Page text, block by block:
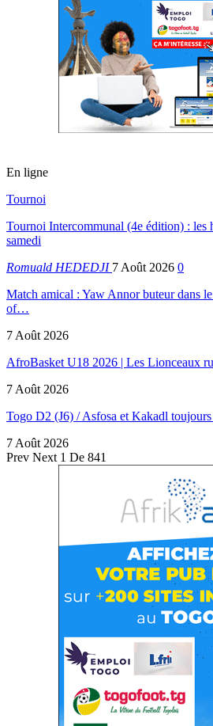
En ligne
Tournoi
Tournoi Intercommunal (4e édition) : les
samedi
Romuald HEDEDJI 7 Août 2026 0
Match amical : Yaw Annor buteur dans
of…
7 Août 2026
AfroBasket U18 2026 | Les Lionceaux
7 Août 2026
Togo D2 (J6) / Asfosa et Kakadl toujours
7 Août 2026
Prev Next 1 De 841